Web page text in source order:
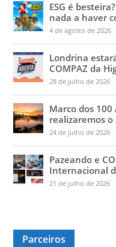
ESG é
nada a haver
4 de agosto de 2026
Londrina
COMPAZ da
28 de julho de 2026
Marco dos
realizaremos o
24 de julho de 2026
Pazeando e
Internacional
21 de julho de 2026
Parceiros